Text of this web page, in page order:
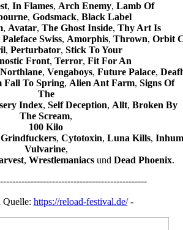
, In Flames, Arch Enemy, Lamb Of
, Godsmack, Black Label
, Avatar, The Ghost Inside, Thy Art Is
Paleface Swiss, Amorphis, Thrown, Orbit
, Perturbator, Stick To Your
Front, Terror, Fit For An
Northlane, Vengaboys, Future Palace,
Fall To Spring, Alien Ant Farm, Signs Of
The
Index, Self Deception, Allt, Broken By
The Scream,
100 Kilo
Grindfuckers, Cytotoxin, Luna Kills,
Vulvarine,
, Wrestlemaniacs und Dead Phoenix.
https://reload-festival.de/-